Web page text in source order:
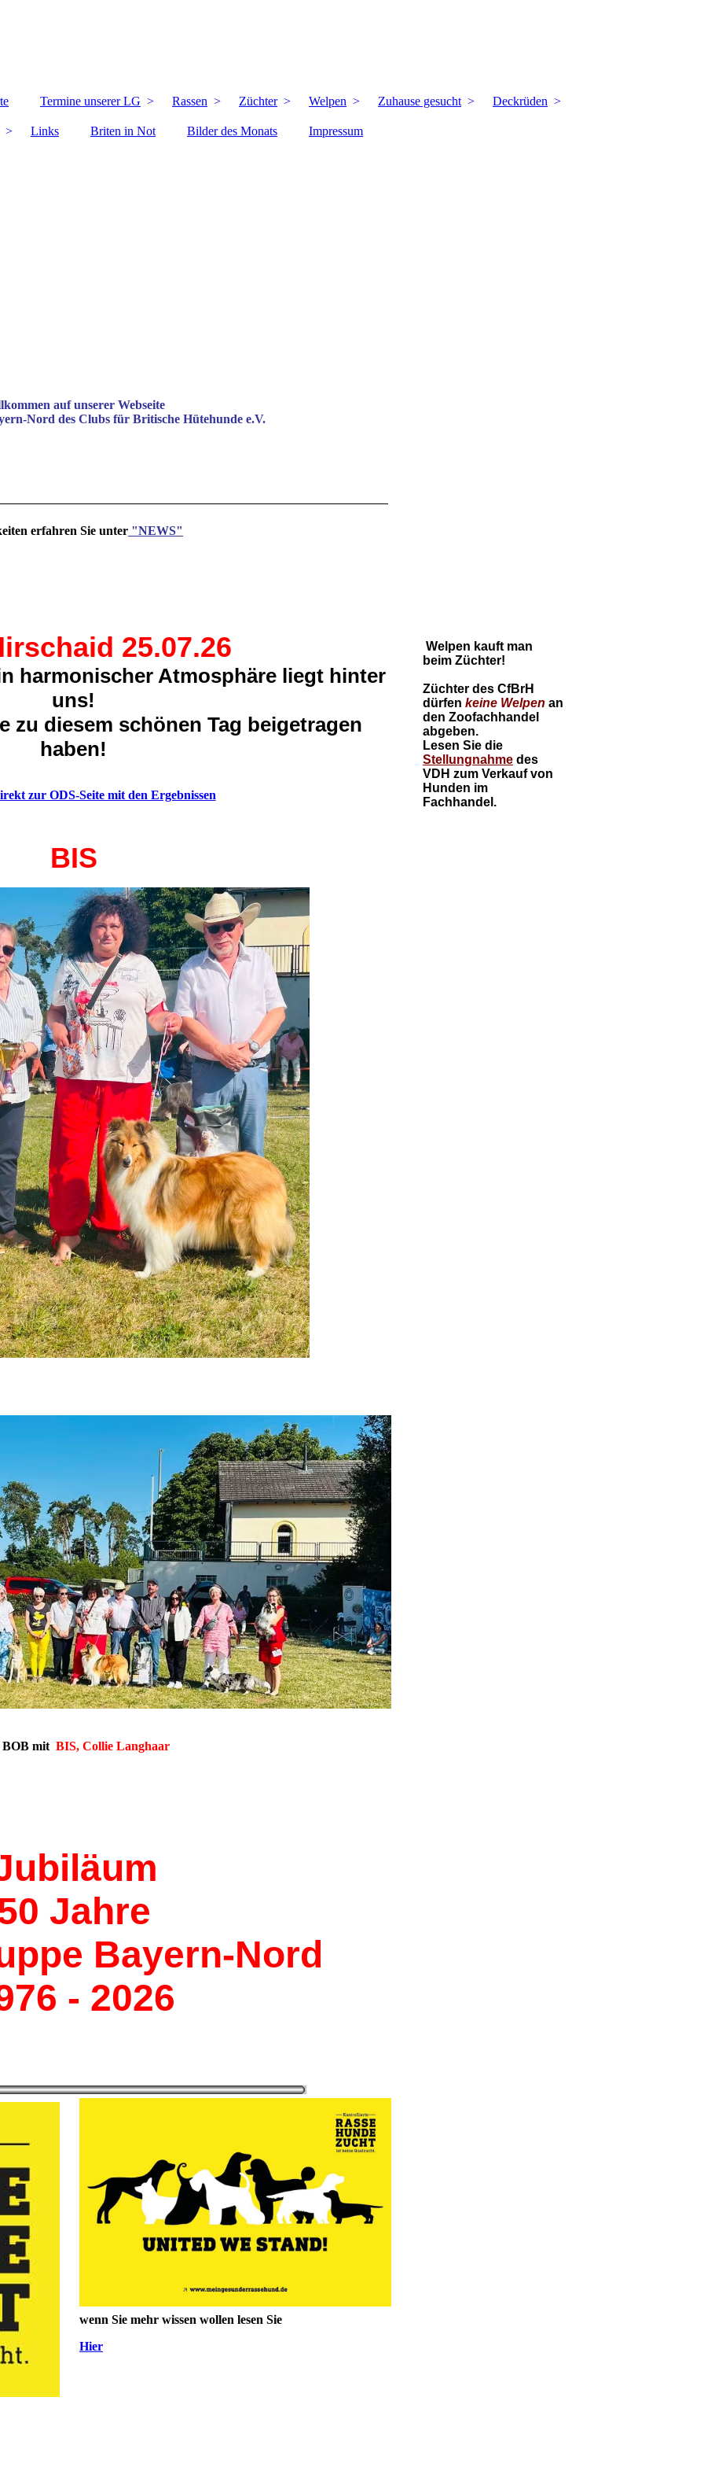
Termine unserer LG Rassen Züchter Welpen Zuhause gesucht Deckrüden
Links Briten in Not Bilder des Monats Impressum
auf unserer Webseite
Nord des Clubs für Britische Hütehunde e.V.
erfahren Sie unter "NEWS"
25.07.26
harmonischer Atmosphäre liegt hinter
uns!
zu diesem schönen Tag beigetragen
haben!
zur ODS-Seite mit den Ergebnissen
BIS
mit BIS, Collie Langhaar
Jahre
Bayern-Nord
- 2026
wenn Sie mehr wissen wollen lesen Sie
Hier
Welpen kauft man
beim Züchter!
Züchter des CfBrH
dürfen keine Welpen an
den Zoofachhandel
abgeben.
Lesen Sie die
Stellungnahme des
VDH zum Verkauf von
Hunden im
Fachhandel.